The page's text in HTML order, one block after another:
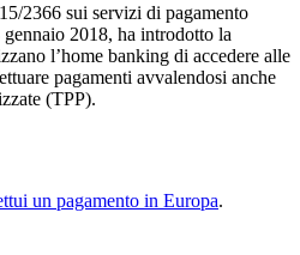
2366 sui servizi di pagamento
2018, ha introdotto la
l’home banking di accedere alle
pagamenti avvalendosi anche
(TPP).
un pagamento in Europa.